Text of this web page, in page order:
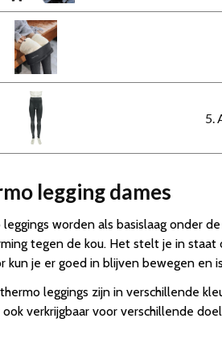
5.
legging dames
leggings worden als basislaag onder
tegen de kou. Het stelt je in
kun je er goed in blijven bewegen en
leggings zijn in verschillende
ook verkrijgbaar voor verschillende